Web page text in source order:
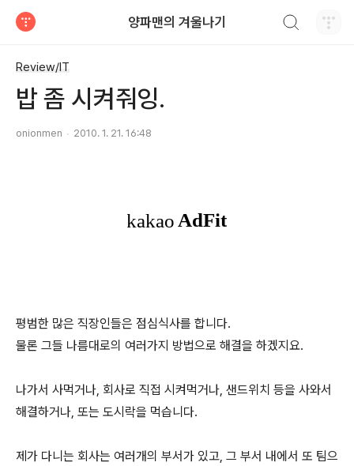
양파맨의 겨울나기
Review/IT
밥 좀 시켜줘잉.
onionmen 2010. 1. 21. 16:48
평범한 많은 직장인들은 점심식사를 합니다.
물론 그들 나름대로의 여러가지 방법으로 해결을 하겠지요.
나가서 사먹거나, 회사로 직접 시켜먹거나, 샌드위치 등을 사와서
해결하거나, 또는 도시락을 먹습니다.
제가 다니는 회사는 여러개의 부서가 있고, 그 부서 내에서 또 팀으